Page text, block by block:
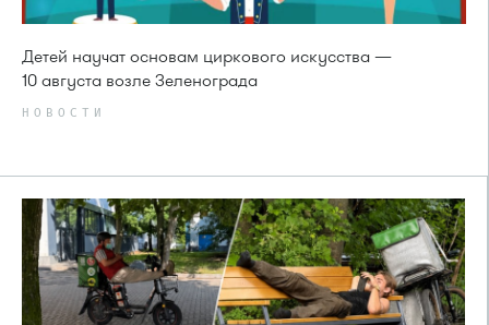
Детей научат основам циркового искусства —
10 августа возле Зеленограда
НОВОСТИ